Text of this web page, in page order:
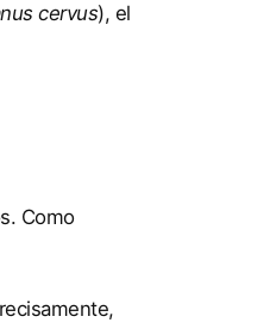
cervus), el
Como